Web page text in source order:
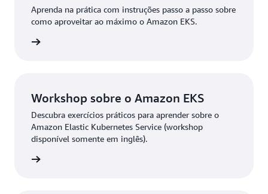
a mesma facilidade que gerencia seus contêineres
na nuvem. Você pode usar o Amazon EKS no AWS
Outposts para executar aplicações em contêiner
Aprenda na prática com instruções passo a passo sobre
como aproveitar ao máximo o Amazon EKS.
Workshop sobre o Amazon EKS
Descubra exercícios práticos para aprender sobre o
Amazon Elastic Kubernetes Service (workshop
disponível somente em inglês).